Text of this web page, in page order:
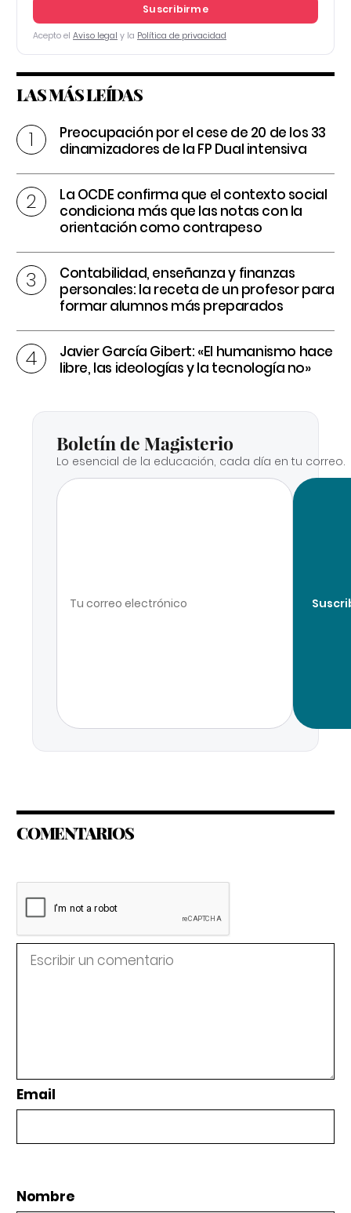
Suscribirme
Acepto el Aviso legal y la Política de privacidad
LAS MÁS LEÍDAS
Preocupación por el cese de 20 de los 33
dinamizadores de la FP Dual intensiva
La OCDE confirma que el contexto social
condiciona más que las notas con la
orientación como contrapeso
Contabilidad, enseñanza y finanzas
personales: la receta de un profesor para
formar alumnos más preparados
Javier García Gibert: «El humanismo hace
libre, las ideologías y la tecnología no»
Boletín de Magisterio
Lo esencial de la educación, cada día en tu correo.
COMENTARIOS
Email
Nombre